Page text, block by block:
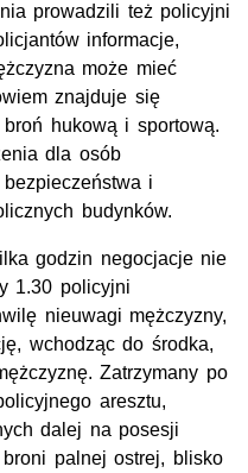
prowadzili też policyjni
informacje,
może mieć
znajduje się
hukową i sportową.
dla osób
i
budynków.
godzin negocjacje nie
1.30 policyjni
nieuwagi mężczyzny,
wchodząc do środka,
Zatrzymany po
aresztu,
dalej na posesji
palnej ostrej, blisko